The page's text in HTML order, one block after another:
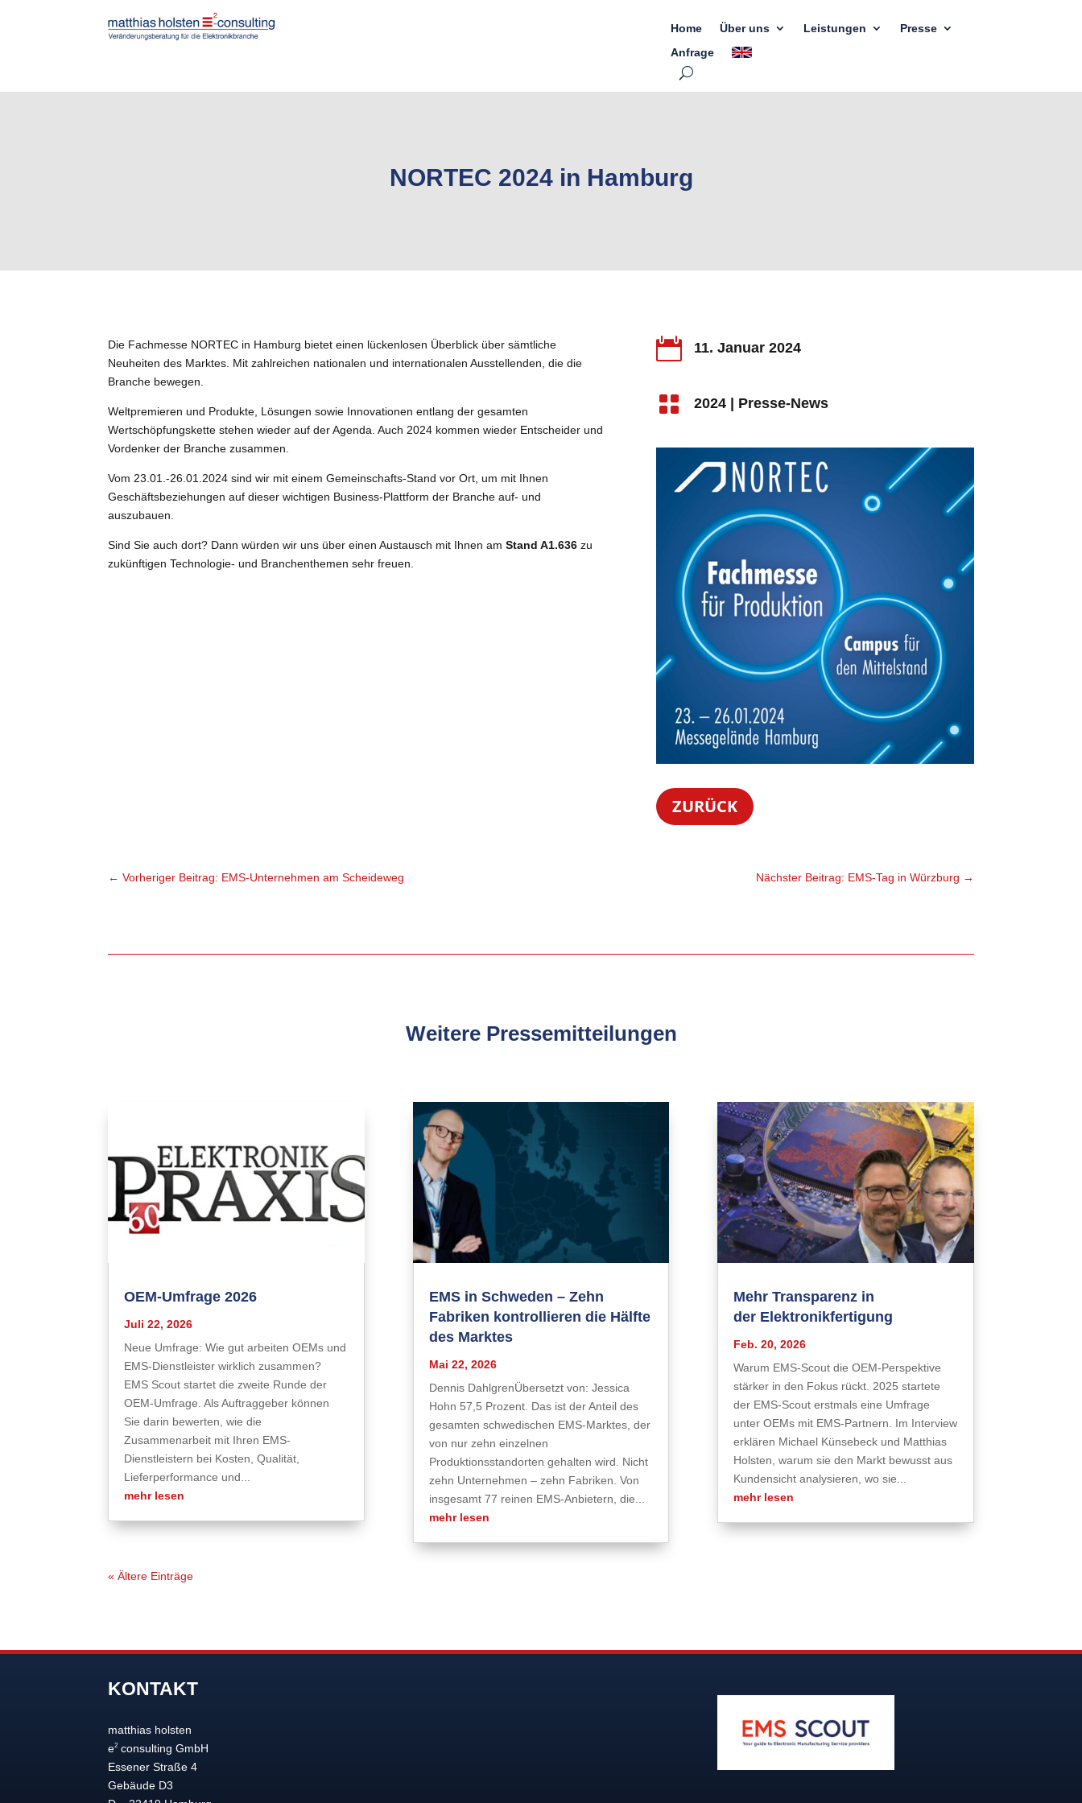
Home Über uns Leistungen
Presse
Anfrage
NORTEC 2024 in Hamburg
Die Fachmesse NORTEC in Hamburg bietet einen lückenlosen Überblick über sämtliche
Neuheiten des Marktes. Mit zahlreichen nationalen und internationalen Ausstellenden, die die
Branche bewegen.
Weltpremieren und Produkte, Lösungen sowie Innovationen entlang der gesamten
Wertschöpfungskette stehen wieder auf der Agenda. Auch 2024 kommen wieder Entscheider und
Vordenker der Branche zusammen.
Vom 23.01.-26.01.2024 sind wir mit einem Gemeinschafts-Stand vor Ort, um mit Ihnen
Geschäftsbeziehungen auf dieser wichtigen Business-Plattform der Branche auf- und
auszubauen.
Sind Sie auch dort? Dann würden wir uns über einen Austausch mit Ihnen amStand A1.636zu
zukünftigen Technologie- und Branchenthemen sehr freuen.
 11. Januar 2024
 2024 Presse-News
ZURÜCK
←Vorheriger Beitrag: EMS-Unternehmen am Scheideweg Nächster Beitrag: EMS-Tag in Würzburg →
Weitere Pressemitteilungen
OEM-Umfrage 2026
Juli 22, 2026
Neue Umfrage: Wie gut arbeiten OEMs und
EMS-Dienstleister wirklich zusammen?
EMS Scout startet die zweite Runde der
OEM-Umfrage. Als Auftraggeber können
Sie darin bewerten, wie die
Zusammenarbeit mit Ihren EMS-
Dienstleistern bei Kosten, Qualität,
Lieferperformance und...
mehr lesen
EMS in Schweden – Zehn
Fabriken kontrollieren die Hälfte
des Marktes
Mai 22, 2026
Dennis DahlgrenÜbersetzt von: Jessica
Hohn 57,5 Prozent. Das ist der Anteil des
gesamten schwedischen EMS-Marktes, der
von nur zehn einzelnen
Produktionsstandorten gehalten wird. Nicht
zehn Unternehmen – zehn Fabriken. Von
insgesamt 77 reinen EMS-Anbietern, die...
mehr lesen
Mehr Transparenz in
der Elektronikfertigung
Feb. 20, 2026
Warum EMS-Scout die OEM-Perspektive
stärker in den Fokus rückt. 2025 startete
der EMS-Scout erstmals eine Umfrage
unter OEMs mit EMS-Partnern. Im Interview
erklären Michael Künsebeck und Matthias
Holsten, warum sie den Markt bewusst aus
Kundensicht analysieren, wo sie...
mehr lesen
« Ältere Einträge
KONTAKT
matthias holsten
e2 consulting GmbH
Essener Straße 4
Gebäude D3